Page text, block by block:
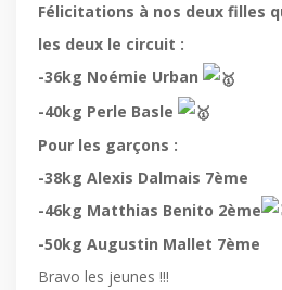
Félicitations à nos deux filles
les deux le circuit :
-36kg Noémie Urban
-40kg Perle Basle
Pour les garçons :
-38kg Alexis Dalmais 7ème
-46kg Matthias Benito 2ème
-50kg Augustin Mallet 7ème
Bravo les jeunes !!!